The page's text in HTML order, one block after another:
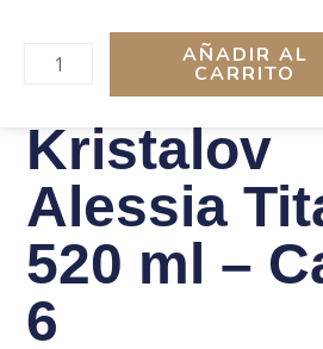
contenido
Kristalov
Alessia
520 ml –
6
Titanium
ml
Caja
de
6
cantidad
AÑADIR AL
CARRITO